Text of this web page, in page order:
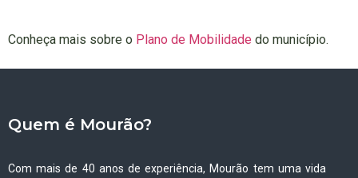
Conheça mais sobre o Plano de Mobilidade do município.
Quem é Mourão?
Com mais de 40 anos de experiência, Mourão tem uma vida